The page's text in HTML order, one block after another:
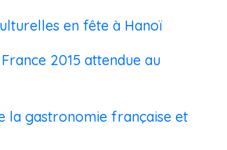
en fête à Hanoï
2015 attendue au
la gastronomie française et